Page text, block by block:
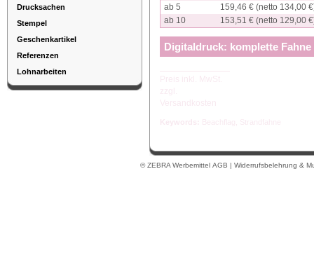
Drucksachen
Stempel
Geschenkartikel
Referenzen
Lohnarbeiten
ab 5
159,46 € (netto 134,00
ab 10
153,51 € (netto 129,00
Digitaldruck: komplette Fahne
© ZEBRA Werbemittel AGB | Widerrufsbelehrung &